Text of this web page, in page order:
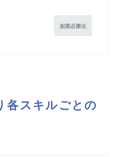
副業必勝法
各スキルごとの